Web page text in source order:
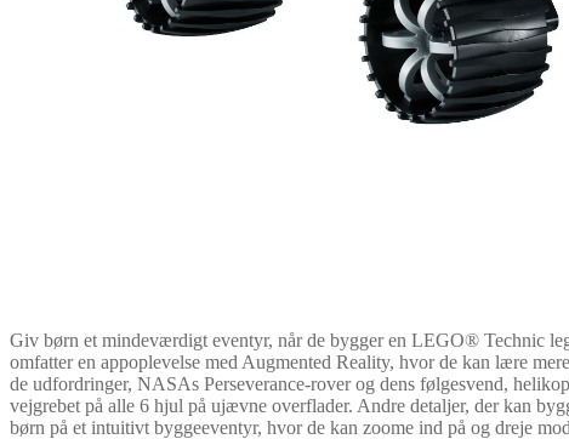
Giv børn et mindeværdigt eventyr, når de bygger en LEGO® Technic
omfatter en appoplevelse med Augmented Reality, hvor de kan lære
de udfordringer, NASAs Perseverance-rover og dens følgesvend,
vejgrebet på alle 6 hjul på ujævne overflader. Andre detaljer, der kan
børn på et intuitivt byggeeventyr, hvor de kan zoome ind på og dreje